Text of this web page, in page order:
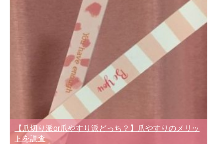
【爪切り派or爪やすり派どっち？】爪やすりのメリッ
トを調査